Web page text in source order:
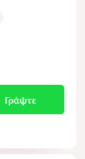
Γράψτε